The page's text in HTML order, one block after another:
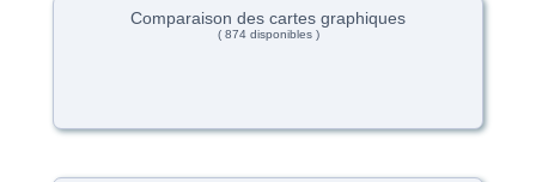
Comparaison des cartes graphiques
( 874 disponibles )